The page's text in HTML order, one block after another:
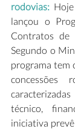
rodovias:
lançou o
Contratos de
Segundo o
programa tem
concessões
técnico,
iniciativa